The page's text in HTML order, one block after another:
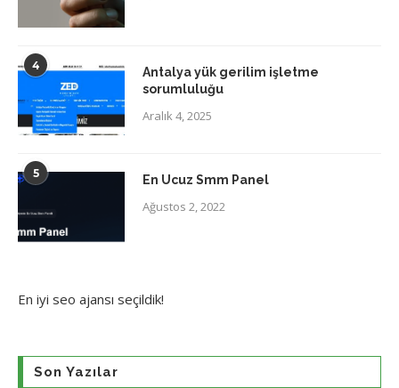
4
Antalya yük gerilim işletme
sorumluluğu
Aralık 4, 2025
5 En Ucuz Smm Panel
Ağustos 2, 2022
En iyi seo ajansı seçildik!
Son Yazılar